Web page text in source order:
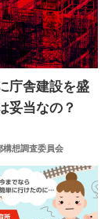
庁舎建設を盛
妥当なの？
構想調査委員会